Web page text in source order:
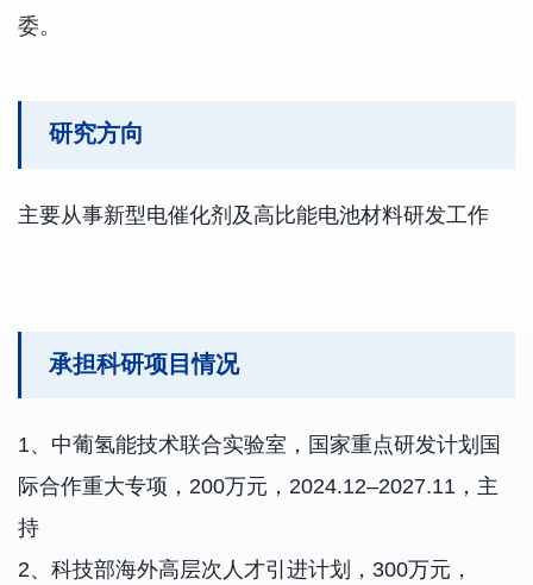
委。
研究方向
主要从事新型电催化剂及高比能电池材料研发工作
承担科研项目情况
1、中葡氢能技术联合实验室，国家重点研发计划国
际合作重大专项，200万元，2024.12–2027.11，主
持
2、科技部海外高层次人才引进计划，300万元，